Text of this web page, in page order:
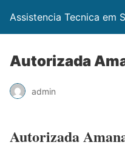
Assistencia Tecnica em
Autorizada
admin
Autorizada